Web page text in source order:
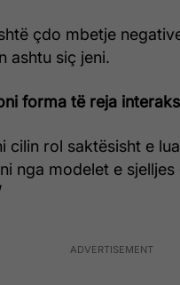
çdo mbetje
ashtu siç jeni.
forma të reja
cilin rol saktësisht e
nga modelet e